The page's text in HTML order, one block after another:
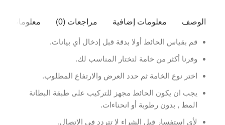
الوصف معلومات إضافية مراجعات (0) معلومات
قم بقياس الحائط أولا بدقة قبل إدخال أي بيانات.
وفرنا أكثر من خامة لتختار المناسب لك.
اختر نوع الخامة ثم حدد العرض والارتفاع المطلوب.
يجب ان يكون الحائط مجهز للتركيب على طبقة البطانة
المط , بدون رطوبة أو انحناءات.
لأى استفسار قبل الشراء لا تتردد في الاتصال.